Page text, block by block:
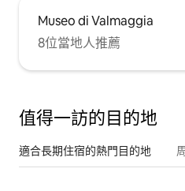
Museo di Valmaggia
8位當地人推薦
值得一訪的目的地
適合長期住宿的熱門目的地